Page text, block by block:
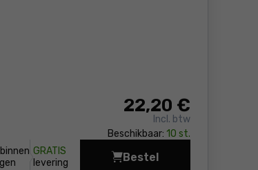
22,20 €
Incl. btw
Beschikbaar: 10 st.
GRATIS
levering
Bestel
Gereedschapstas